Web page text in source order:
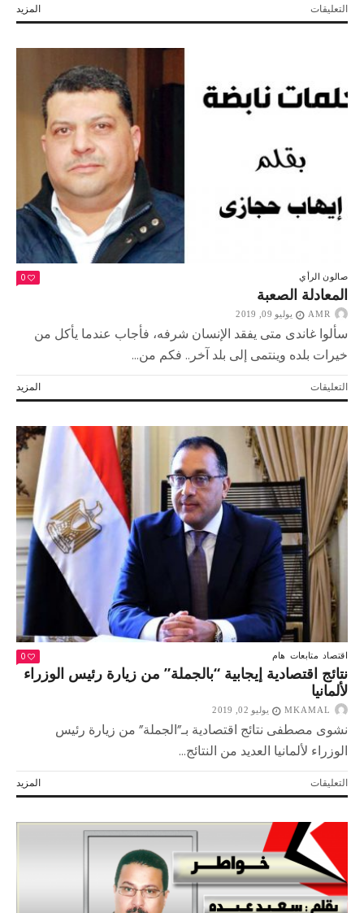
المزيد التعليقاتعلى
37
الصحة
والتعليم
صالون الرأي 0
المعادلة الصعبة
AMR يوليو 09, 2019
سألوا غاندى متى يفقد الإنسان شرفه، فأجاب عندما يأكل من
خيرات بلده وينتمى إلى بلد آخر.. فكم من...
المزيد التعليقاتعلى
المعادلة
مغلقة
اقتصاد متابعات هام 0
نتائج اقتصادية إيجابية “بالجملة” من زيارة رئيس الوزراء
لألمانيا
MKAMAL يوليو 02, 2019
نشوى مصطفى نتائج اقتصادية بـ”الجملة” من زيارة رئيس
الوزراء لألمانيا العديد من النتائج...
المزيد التعليقاتعلى
نتائج
إيجابية
“بالجملة”
من
زيارة
رئيس
الوزراء